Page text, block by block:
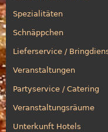
Spezialitäten
Schnäppchen
Lieferservice /
Veranstaltungen
Partyservice / Catering
Veranstaltungsräume
Unterkunft Hotels